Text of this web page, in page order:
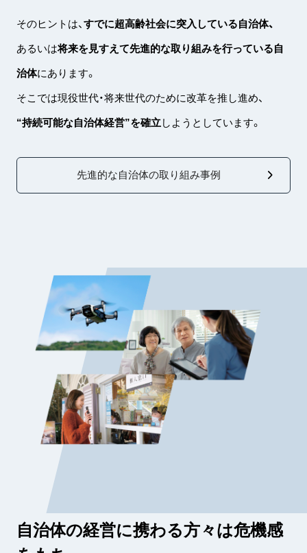
そのヒントは、 すでに超高齢社会に突入している自治体、
あるいは将来を見すえて先進的な取り組みを行っている自
治体にあります。
そこでは現役世代・将来世代のために改革を推し進め、
“持続可能な自治体経営”を確立しようとしています。
先進的な自治体の取り組み事例
自治体の経営に携わる方々は危機感